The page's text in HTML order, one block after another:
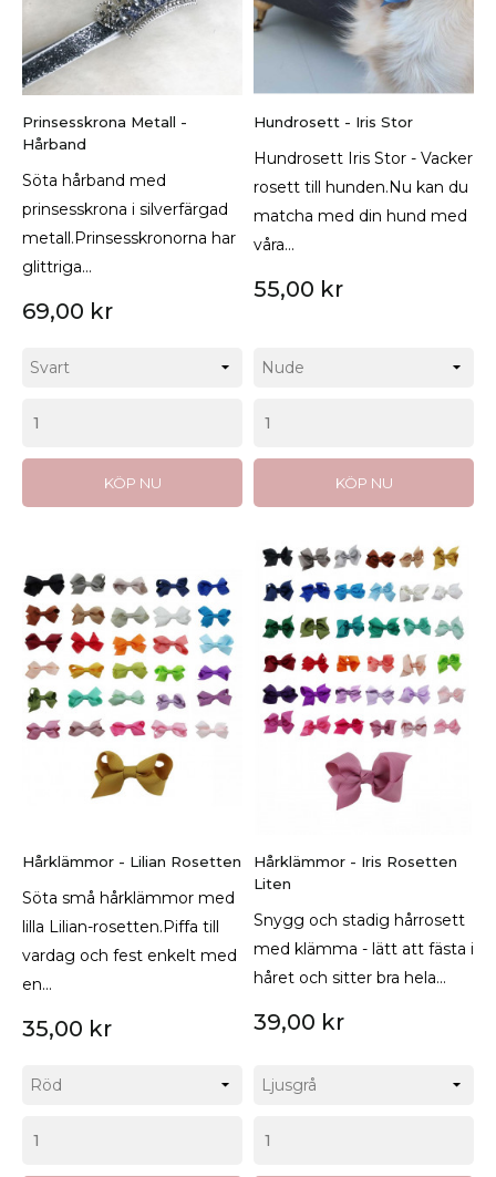
Prinsesskrona Metall -
Hårband
Söta hårband med
prinsesskrona i silverfärgad
metall.Prinsesskronorna har
glittriga...
69,00 kr
KÖP NU
Hundrosett - Iris Stor
Hundrosett Iris Stor - Vacker
rosett till hunden.Nu kan du
matcha med din hund med
våra...
55,00 kr
KÖP NU
Hårklämmor - Lilian Rosetten
Söta små hårklämmor med
lilla Lilian-rosetten.Piffa till
vardag och fest enkelt med
en...
35,00 kr
Hårklämmor - Iris Rosetten
Liten
Snygg och stadig hårrosett
med klämma - lätt att fästa i
håret och sitter bra hela...
39,00 kr